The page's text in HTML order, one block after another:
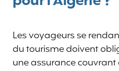
Les voyageurs se
du tourisme doivent
une assurance